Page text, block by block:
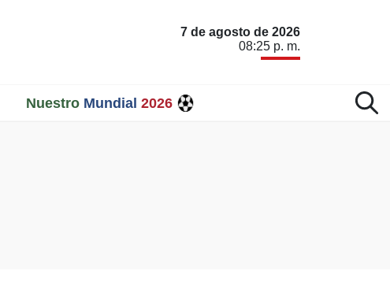
7 de agosto de 2026
08:25 p. m.
Nuestro Mundial 2026